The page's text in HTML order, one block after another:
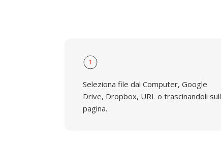
1
Seleziona file dal Computer, Google
Drive, Dropbox, URL o trascinandoli
pagina.